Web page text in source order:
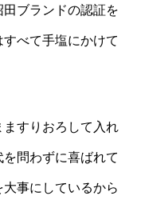
ブランドの認証を
べて手塩にかけて
すりおろして入れ
問わずに喜ばれて
事にしているから